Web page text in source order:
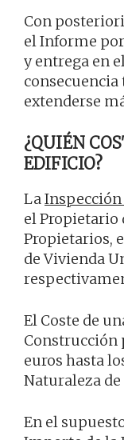
Con
el Informe
y entrega en
extenderse
¿QUIÉN
EDIFICIO?
LaInspección
el Propietario
Propietarios,
de Vivienda
El Coste de
Construcción
euros hasta
Naturaleza
En el